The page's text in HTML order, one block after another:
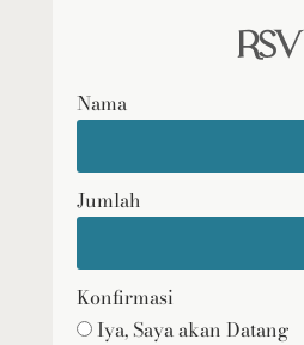
RSV
Nama
Jumlah
Konfirmasi
Iya, Saya akan Datang